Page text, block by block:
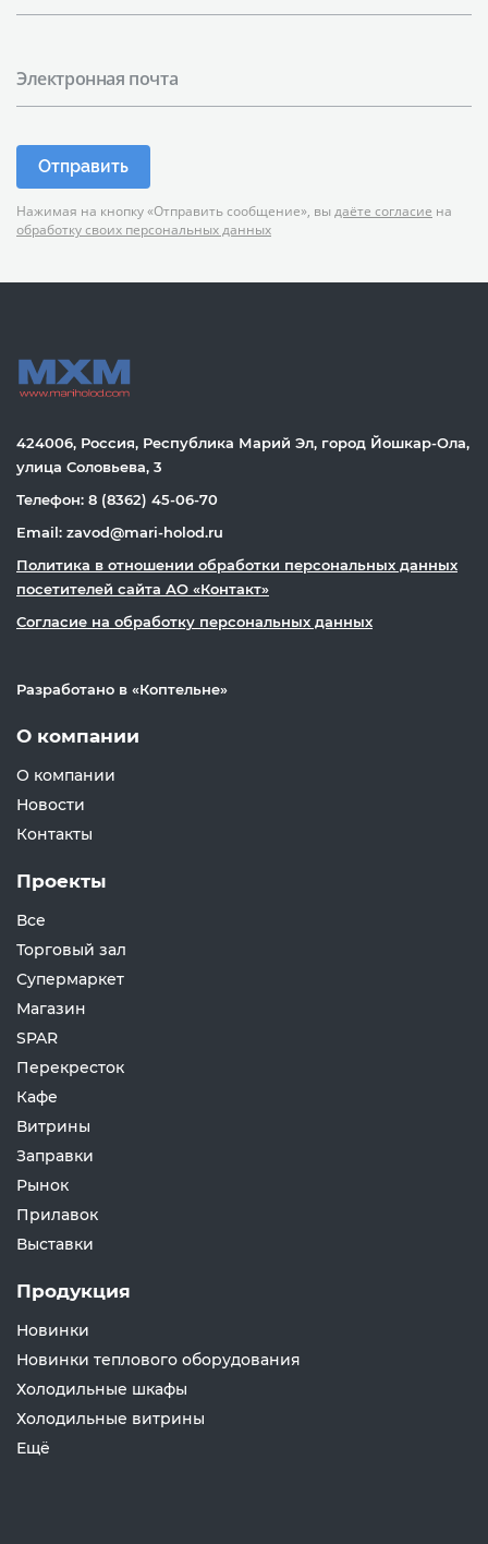
Электронная почта
Отправить
Нажимая на кнопку «Отправить сообщение», вы даёте согласие на
обработку своих персональных данных
424006, Россия, Республика Марий Эл, город Йошкар-Ола,
улица Соловьева, 3
Телефон: 8 (8362) 45-06-70
Email: zavod@mari-holod.ru
Политика в отношении обработки персональных данных
посетителей сайта АО «Контакт»
Согласие на обработку персональных данных
Разработано в «Коптельне»
О компании
О компании
Новости
Контакты
Проекты
Все
Торговый зал
Супермаркет
Магазин
SPAR
Перекресток
Кафе
Витрины
Заправки
Рынок
Прилавок
Выставки
Продукция
Новинки
Новинки теплового оборудования
Холодильные шкафы
Холодильные витрины
Ещё